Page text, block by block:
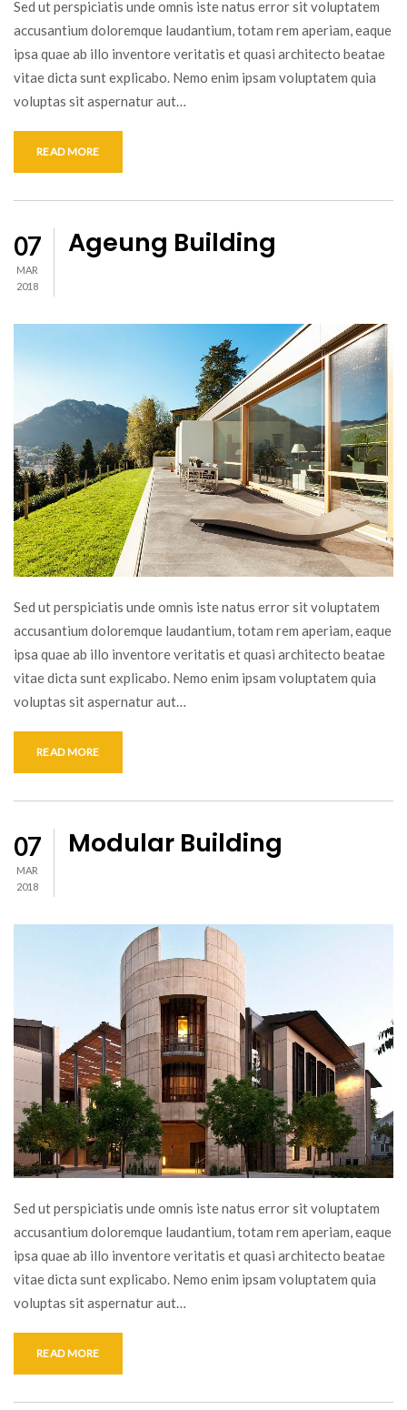
Sed ut perspiciatis unde omnis iste natus error sit voluptatem
accusantium doloremque laudantium, totam rem aperiam, eaque
ipsa quae ab illo inventore veritatis et quasi architecto beatae
vitae dicta sunt explicabo. Nemo enim ipsam voluptatem quia
voluptas sit aspernatur aut…
READ MORE
07
MAR
2018
Ageung Building
Sed ut perspiciatis unde omnis iste natus error sit voluptatem
accusantium doloremque laudantium, totam rem aperiam, eaque
ipsa quae ab illo inventore veritatis et quasi architecto beatae
vitae dicta sunt explicabo. Nemo enim ipsam voluptatem quia
voluptas sit aspernatur aut…
READ MORE
07
MAR
2018
Modular Building
Sed ut perspiciatis unde omnis iste natus error sit voluptatem
accusantium doloremque laudantium, totam rem aperiam, eaque
ipsa quae ab illo inventore veritatis et quasi architecto beatae
vitae dicta sunt explicabo. Nemo enim ipsam voluptatem quia
voluptas sit aspernatur aut…
READ MORE